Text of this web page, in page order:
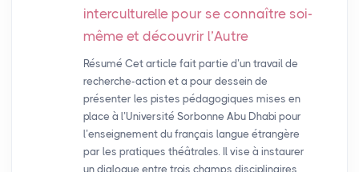
interculturelle pour se connaître soi-
même et découvrir l’Autre
Résumé Cet article fait partie d’un travail de
recherche-action et a pour dessein de
présenter les pistes pédagogiques mises en
place à l’Université Sorbonne Abu Dhabi pour
l’enseignement du français langue étrangère
par les pratiques théâtrales. Il vise à instaurer
un dialogue entre trois champs disciplinaires